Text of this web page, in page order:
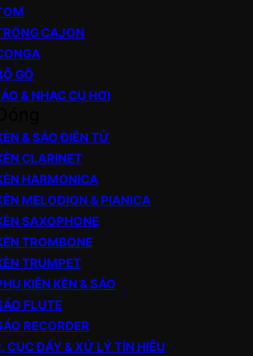
CAJON
GÕ
& NHẠC CỤ HƠI
& SÁO ĐIỆN TỬ
CLARINET
HARMONICA
MELODION & PIANICA
SAXOPHONE
TROMBONE
TRUMPET
KIỆN KÈN & SÁO
FLUTE
RECORDER
CỤC ĐẨY & XỬ LÝ TÍN HIỆU